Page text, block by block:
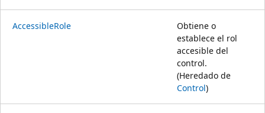
AccessibleRole
Obtiene o
establece el rol
accesible del
control.
(Heredado de
Control)